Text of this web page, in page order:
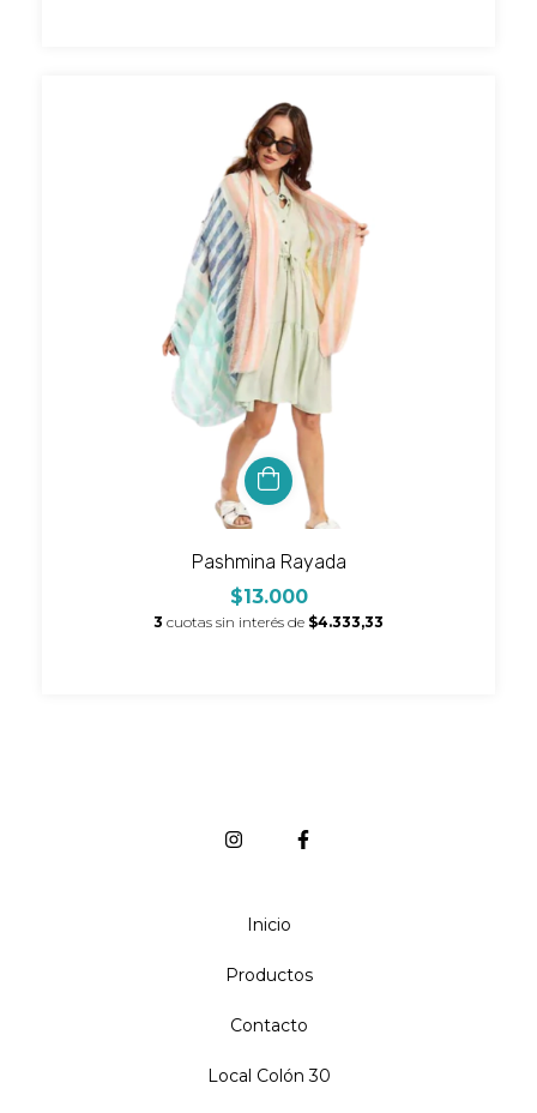
Pashmina Rayada
$13.000
3 cuotas sin interés de $4.333,33
Inicio
Productos
Contacto
Local Colón 30